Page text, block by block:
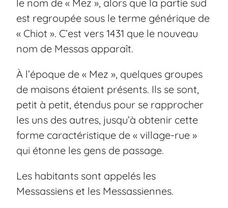
le nom de « Mez », alors que la partie sud
est regroupée sous le terme générique de
« Chiot ». C’est vers 1431 que le nouveau
nom de Messas apparaît.
À l’époque de « Mez », quelques groupes
de maisons étaient présents. Ils se sont,
petit à petit, étendus pour se rapprocher
les uns des autres, jusqu’à obtenir cette
forme caractéristique de « village-rue »
qui étonne les gens de passage.
Les habitants sont appelés les
Messassiens et les Messassiennes.